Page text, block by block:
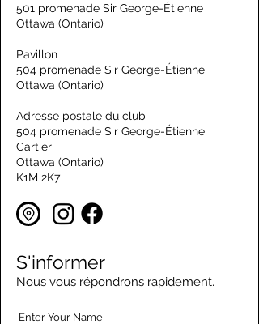
501 promenade Sir George-Étienne
Ottawa (Ontario)
Pavillon
504 promenade Sir George-Étienne
Ottawa (Ontario)
Adresse postale du club
504 promenade Sir George-Étienne
Cartier
Ottawa (Ontario)
K1M 2K7
S'informer
Nous vous répondrons rapidement.
Enter Your Name